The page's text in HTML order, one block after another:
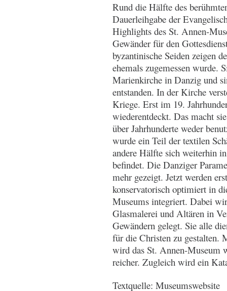
Rund die Hälfte des
Dauerleihgabe der
Highlights des St. Annen-
Gewänder für den
byzantinische Seiden zeigen
ehemals zugemessen wurde.
Marienkirche in Danzig und
entstanden. In der Kirche
Kriege. Erst im 19.
wiederentdeckt. Das macht
über Jahrhunderte weder
wurde ein Teil der textilen
andere Hälfte sich weiterhin
befindet. Die Danziger
mehr gezeigt. Jetzt werden
konservatorisch optimiert in
Museums integriert. Dabei
Glasmalerei und Altären in
Gewändern gelegt. Sie alle
für die Christen zu gestalten.
wird das St. Annen-Museum
reicher. Zugleich wird ein
Textquelle: Museumswebsite